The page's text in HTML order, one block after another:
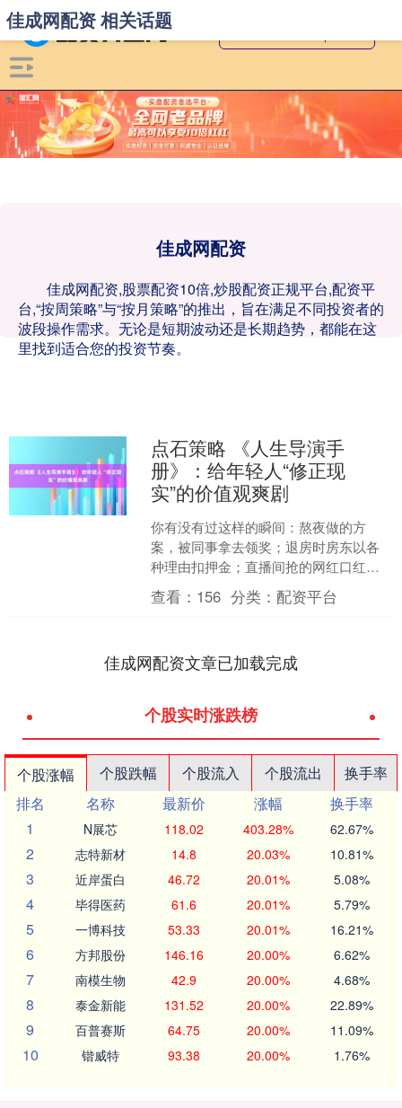
佳成网配资
佳成网配资,股票配资10倍,炒股配资正规平台,配资平
台,“按周策略”与“按月策略”的推出，旨在满足不同投资者的
波段操作需求。无论是短期波动还是长期趋势，都能在这
里找到适合您的投资节奏。
佳成网配资 相关话题
点石策略 《人生导演手
册》：给年轻人“修正现
实”的价值观爽剧
你有没有过这样的瞬间：熬夜做的方
案，被同事拿去领奖；退房时房东以各
种理由扣押金；直播间抢的网红口红，
涂上嘴烂了三天；网上说句话，被键盘
侠围攻……你气得想骂人，最....
查看： 156 分类：配资平台
佳成网配资文章已加载完成
个股实时涨跌榜
个股涨幅 个股跌幅 个股流入 个股流出
换手率
排名
名称 最新价 涨幅
换手率
1
N展芯 118.02 403.28% 62.67%
2 志特新材 14.8 20.03% 10.81%
3 近岸蛋白 46.72 20.01% 5.08%
4 毕得医药 61.6 20.01% 5.79%
5 一博科技 53.33 20.01% 16.21%
6 方邦股份 146.16 20.00% 6.62%
7 南模生物 42.9 20.00% 4.68%
8 泰金新能 131.52 20.00% 22.89%
9 百普赛斯 64.75 20.00% 11.09%
10 锴威特 93.38 20.00% 1.76%